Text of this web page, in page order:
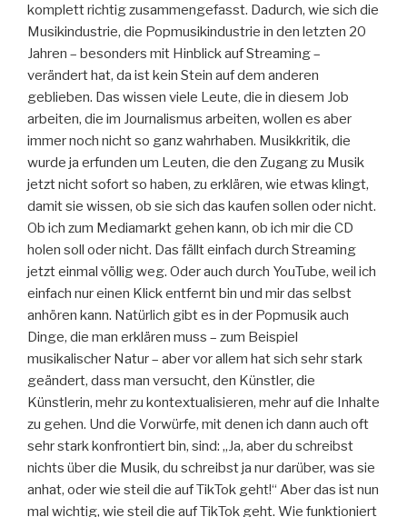
komplett richtig zusammengefasst. Dadurch, wie sich die
Musikindustrie, die Popmusikindustrie in den letzten 20
Jahren – besonders mit Hinblick auf Streaming –
verändert hat, da ist kein Stein auf dem anderen
geblieben. Das wissen viele Leute, die in diesem Job
arbeiten, die im Journalismus arbeiten, wollen es aber
immer noch nicht so ganz wahrhaben. Musikkritik, die
wurde ja erfunden um Leuten, die den Zugang zu Musik
jetzt nicht sofort so haben, zu erklären, wie etwas klingt,
damit sie wissen, ob sie sich das kaufen sollen oder nicht.
Ob ich zum Mediamarkt gehen kann, ob ich mir die CD
holen soll oder nicht. Das fällt einfach durch Streaming
jetzt einmal völlig weg. Oder auch durch YouTube, weil ich
einfach nur einen Klick entfernt bin und mir das selbst
anhören kann. Natürlich gibt es in der Popmusik auch
Dinge, die man erklären muss – zum Beispiel
musikalischer Natur – aber vor allem hat sich sehr stark
geändert, dass man versucht, den Künstler, die
Künstlerin, mehr zu kontextualisieren, mehr auf die Inhalte
zu gehen. Und die Vorwürfe, mit denen ich dann auch oft
sehr stark konfrontiert bin, sind: „Ja, aber du schreibst
nichts über die Musik, du schreibst ja nur darüber, was sie
anhat, oder wie steil die auf TikTok geht!“ Aber das ist nun
mal wichtig, wie steil die auf TikTok geht. Wie funktioniert